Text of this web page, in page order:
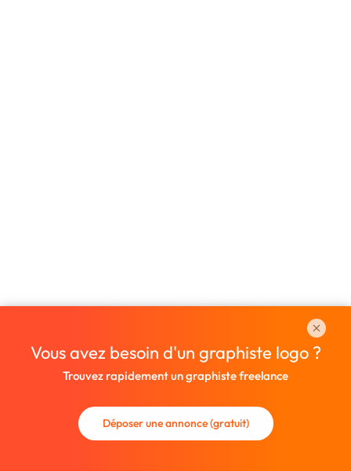
Vous avez besoin d'un graphiste logo ?
Trouvez rapidement un graphiste freelance
Déposer une annonce (gratuit)